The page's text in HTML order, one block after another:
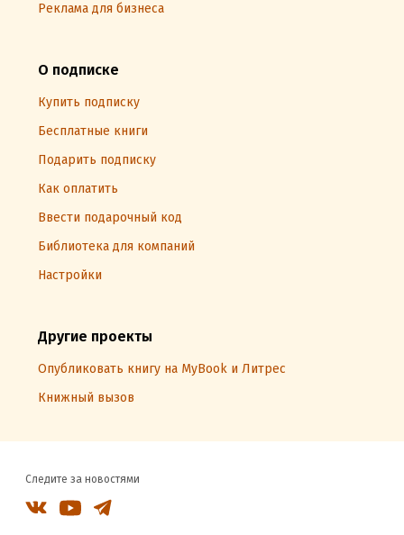
Реклама для бизнеса
О подписке
Купить подписку
Бесплатные книги
Подарить подписку
Как оплатить
Ввести подарочный код
Библиотека для компаний
Настройки
Другие проекты
Опубликовать книгу на MyBook и Литрес
Книжный вызов
Следите за новостями